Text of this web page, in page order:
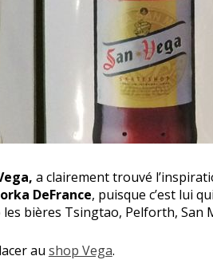
a clairement trouvé
DeFrance, puisque c’est lui
bières Tsingtao, Pelforth, San
au shop Vega.